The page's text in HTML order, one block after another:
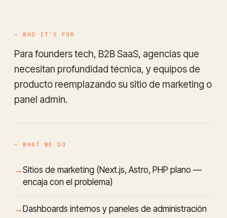
— WHO IT'S FOR
Para founders tech, B2B SaaS, agencias que
necesitan profundidad técnica, y equipos de
producto reemplazando su sitio de marketing o
panel admin.
— WHAT WE DO
Sitios de marketing (Next.js, Astro, PHP plano —
encaja con el problema)
Dashboards internos y paneles de administración